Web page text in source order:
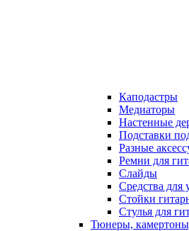
Каподастры
Медиаторы
Настенные
Подставки
Разные
Ремни для
Слайды
Средства для
Стойки
Стулья для
Тюнеры,